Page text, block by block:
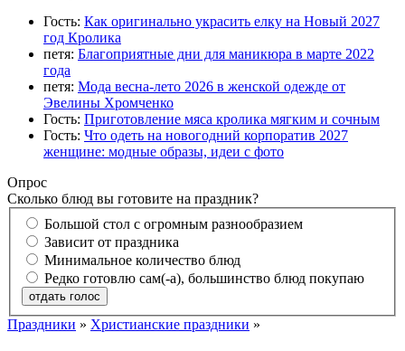
Гость: Как оригинально украсить елку на Новый 2027
год Кролика
петя: Благоприятные дни для маникюра в марте 2022
года
петя: Мода весна-лето 2026 в женской одежде от
Эвелины Хромченко
Гость: Приготовление мяса кролика мягким и сочным
Гость: Что одеть на новогодний корпоратив 2027
женщине: модные образы, идеи с фото
Опрос
Сколько блюд вы готовите на праздник?
Большой стол с огромным разнообразием
Зависит от праздника
Минимальное количество блюд
Редко готовлю сам(-а), большинство блюд покупаю
отдать голос
Праздники » Христианские праздники »